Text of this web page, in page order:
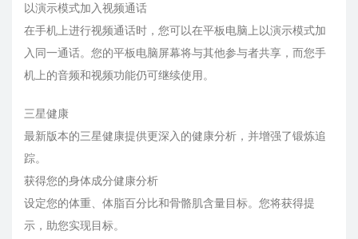
以演示模式加入视频通话
在手机上进行视频通话时，您可以在平板电脑上以演示模式加
入同一通话。您的平板电脑屏幕将与其他参与者共享，而您手
机上的音频和视频功能仍可继续使用。
三星健康
最新版本的三星健康提供更深入的健康分析，并增强了锻炼追
踪。
获得您的身体成分健康分析
设定您的体重、体脂百分比和骨骼肌含量目标。您将获得提
示，助您实现目标。